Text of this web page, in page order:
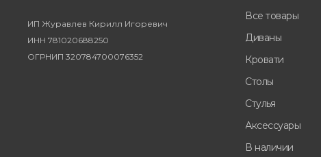
Все товары
Диваны
Кровати
Стулья
Столы
Аксессуары
В наличии
ИП Журавлев Кирилл Игоревич
ИНН 781020688250
ОГРНИП 320784700076352